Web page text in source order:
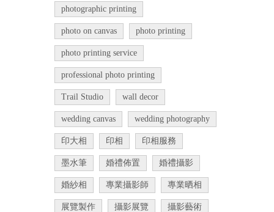
photographic printing
photo on canvas photo printing
photo printing service
professional photo printing
Trail Studio wall decor
wedding canvas wedding photography
印大相 印相 印相服務
墨水筆 婚禮佈置 婚禮攝影
婚紗相 專業攝影師 專業晒相
展覽製作 攝影展覽 攝影藝術